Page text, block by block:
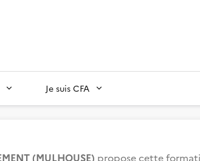
Je suis CFA
(MULHOUSE) propose cette